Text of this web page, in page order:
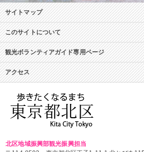
サイトマップ
このサイトについて
観光ボランティアガイド専用ページ
アクセス
北区地域振興部観光振興担当